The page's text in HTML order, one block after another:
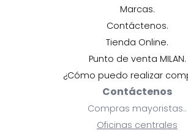
Marcas.
Contáctenos.
Tienda Online.
Punto de venta MILAN.
¿Cómo puedo realizar
Contáctenos
Compras mayoristas..
Oficinas centrales